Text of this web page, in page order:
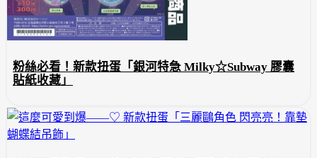
粉絲必看！新款扭蛋「銀河特急 Milky☆Subway 膠囊
貼紙收藏」